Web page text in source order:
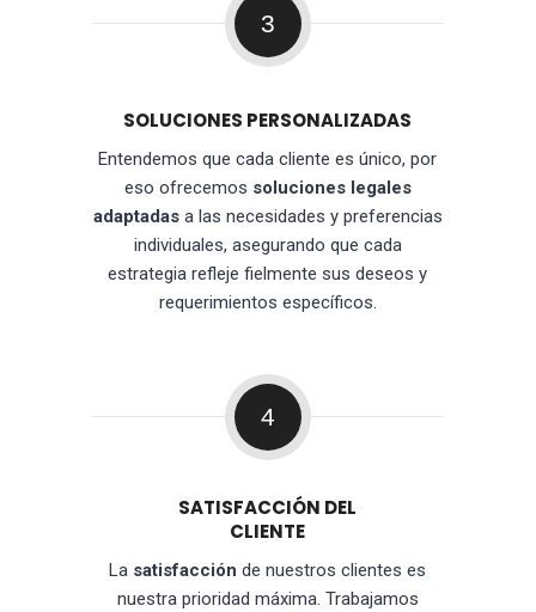
3
SOLUCIONES PERSONALIZADAS
Entendemos que cada cliente es único, por
eso ofrecemos soluciones legales
adaptadasa las necesidades y preferencias
individuales, asegurando que cada
estrategia refleje fielmente sus deseos y
requerimientos específicos.
4
SATISFACCIÓN DEL
CLIENTE
La satisfacción de nuestros clientes es
nuestra prioridad máxima. Trabajamos